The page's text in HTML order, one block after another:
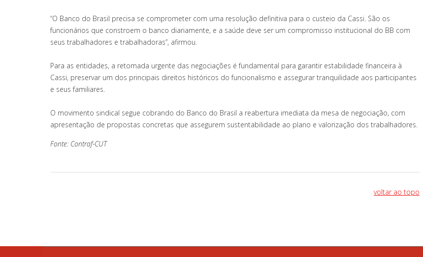
“O Banco do Brasil precisa se comprometer com uma resolução definitiva para o custeio da Cassi. São os
funcionários que constroem o banco diariamente, e a saúde deve ser um compromisso institucional do BB com
seus trabalhadores e trabalhadoras”, afirmou.
Para as entidades, a retomada urgente das negociações é fundamental para garantir estabilidade financeira à
Cassi, preservar um dos principais direitos históricos do funcionalismo e assegurar tranquilidade aos participantes
e seus familiares.
O movimento sindical segue cobrando do Banco do Brasil a reabertura imediata da mesa de negociação, com
apresentação de propostas concretas que assegurem sustentabilidade ao plano e valorização dos trabalhadores.
Fonte: Contraf-CUT
voltar ao topo